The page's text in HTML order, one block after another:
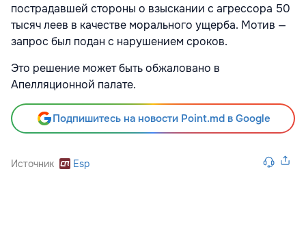
пострадавшей стороны о взыскании с агрессора 50
тысяч леев в качестве морального ущерба. Мотив —
запрос был подан с нарушением сроков.
Это решение может быть обжаловано в
Апелляционной палате.
Подпишитесь на новости Point.md в Google
Источник Esp